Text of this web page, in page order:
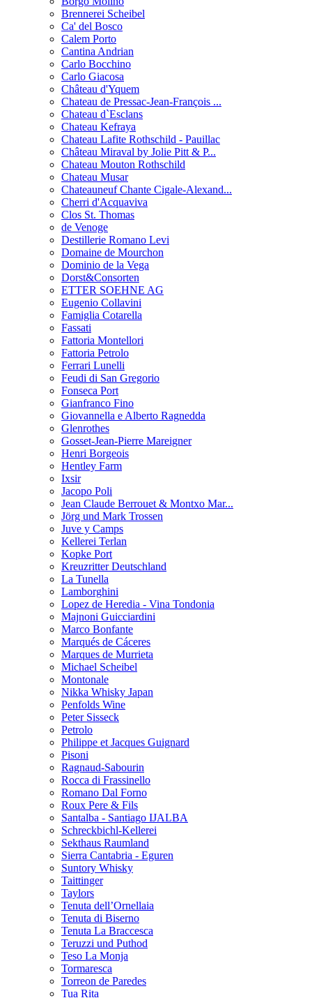
Brennerei Scheibel
Ca' del Bosco
Calem Porto
Cantina Andrian
Carlo Bocchino
Carlo Giacosa
Château d'Yquem
Chateau de Pressac-Jean-François ...
Chateau d`Esclans
Chateau Kefraya
Chateau Lafite Rothschild - Pauillac
Château Miraval by Jolie Pitt & P...
Chateau Mouton Rothschild
Chateau Musar
Chateauneuf Chante Cigale-Alexand...
Cherri d'Acquaviva
Clos St. Thomas
de Venoge
Destillerie Romano Levi
Domaine de Mourchon
Dominio de la Vega
Dorst&Consorten
ETTER SOEHNE AG
Eugenio Collavini
Famiglia Cotarella
Fassati
Fattoria Montellori
Fattoria Petrolo
Ferrari Lunelli
Feudi di San Gregorio
Fonseca Port
Gianfranco Fino
Giovannella e Alberto Ragnedda
Glenrothes
Gosset-Jean-Pierre Mareigner
Henri Borgeois
Hentley Farm
Ixsir
Jacopo Poli
Jean Claude Berrouet & Montxo Mar...
Jörg und Mark Trossen
Juve y Camps
Kellerei Terlan
Kopke Port
Kreuzritter Deutschland
La Tunella
Lamborghini
Lopez de Heredia - Vina Tondonia
Majnoni Guicciardini
Marco Bonfante
Marqués de Cáceres
Marques de Murrieta
Michael Scheibel
Montonale
Nikka Whisky Japan
Penfolds Wine
Peter Sisseck
Petrolo
Philippe et Jacques Guignard
Pisoni
Ragnaud-Sabourin
Rocca di Frassinello
Romano Dal Forno
Roux Pere & Fils
Santalba - Santiago IJALBA
Schreckbichl-Kellerei
Sekthaus Raumland
Sierra Cantabria - Eguren
Suntory Whisky
Taittinger
Taylors
Tenuta dell’Ornellaia
Tenuta di Biserno
Tenuta La Braccesca
Teruzzi und Puthod
Teso La Monja
Tormaresca
Torreon de Paredes
Tua Rita